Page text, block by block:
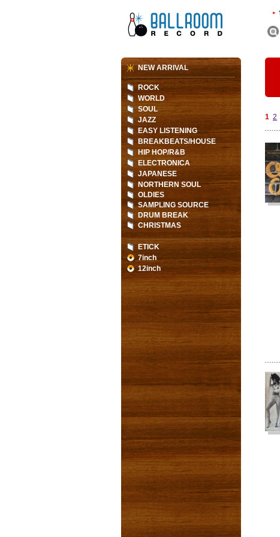
1 2
NEW ARRIVAL
ROCK
WORLD
SOUL
JAZZ
EASY LISTENING
BREAKBEATS/HOUSE
HIP HOP/R&B
ELECTRONICA
JAPANESE
NORTHERN SOUL
OLDIES
SAMPLING SOURCE
DRUM BREAK
CHRISTMAS
ETICK
7inch
12inch